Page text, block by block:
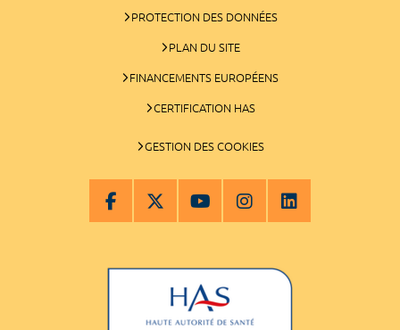
PROTECTION DES DONNÉES
PLAN DU SITE
FINANCEMENTS EUROPÉENS
CERTIFICATION HAS
GESTION DES COOKIES